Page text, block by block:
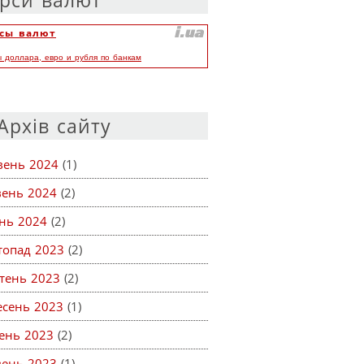
валют
доллара, евро и рубля по банкам
сайту
2024 (1)
2024 (2)
2024 (2)
2023 (2)
2023 (2)
2023 (1)
2023 (2)